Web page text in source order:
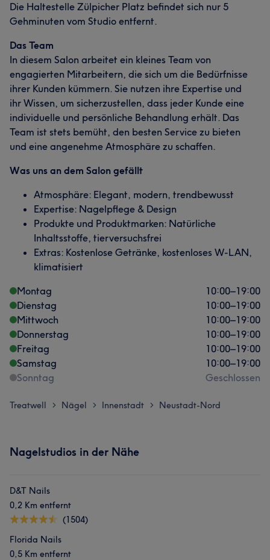
Die Haltestelle Zülpicher Platz befindet sich nur 5
Gehminuten vom Studio entfernt.
Das Team
In diesem Salon arbeitet ein kleines Team von
engagierten Mitarbeitern, die sich um die Bedürfnisse
ihrer Kunden kümmern. Sie nutzen ihre Expertise und
ihr Wissen, um sicherzustellen, dass jeder Kunde eine
individuelle und persönliche Behandlung erhält. Das
Team ist stets bemüht, den besten Service zu bieten
und eine angenehme Atmosphäre zu schaffen.
Was uns an dem Salon gefällt
Atmosphäre: Elegant, modern, trendbewusst
Expertise: Nagelpflege & Design
Produkte und Produktmarken: Natürliche
Inhaltsstoffe, tierversuchsfrei
Extras: Kostenlose Getränke, kostenloses W-LAN,
klimatisiert
Montag
10:00–19:00
Dienstag
10:00–19:00
Mittwoch
10:00–19:00
Donnerstag
10:00–19:00
Freitag
10:00–19:00
Samstag
10:00–19:00
Sonntag
Geschlossen
Treatwell > Nägel > Innenstadt > Neustadt-Nord
Nagelstudios in der Nähe
D&T Nails
0,2 Km entfernt
(1504)
Florida Nails
0,5 Km entfernt